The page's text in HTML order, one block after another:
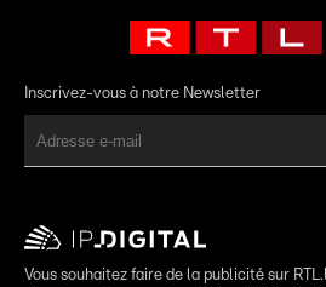
Inscrivez-vous à notre Newsletter
Vous souhaitez faire de la publicité sur